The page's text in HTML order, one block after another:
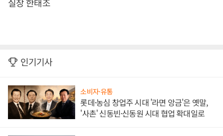
인기기사
소비자·유통
롯데·농심 창업주 시대 '라면 앙금'은 옛말,
'사촌' 신동빈·신동원 시대 협업 확대일로